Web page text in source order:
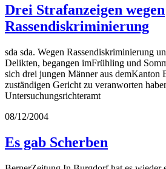
Drei Strafanzeigen wegen
Rassendiskriminierung
sda sda. Wegen Rassendiskriminierung
Delikten, begangen imFrühling und
sich drei jungen Männer aus demKanton
zuständigen Gericht zu veranworten
Untersuchungsrichteramt
08/12/2004
Es gab Scherben